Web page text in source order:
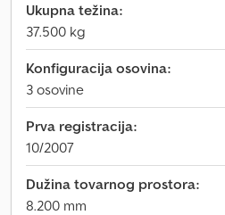
Ukupna težina:
37.500 kg
Konfiguracija osovina:
3 osovine
Prva registracija:
10/2007
Dužina tovarnog prostora:
8.200 mm